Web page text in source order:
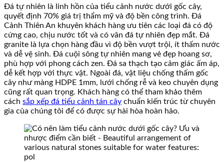
Đá tự nhiên là linh hồn của tiểu cảnh nước dưới gốc cây,
quyết định 70% giá trị thẩm mỹ và độ bền công trình. Đá
Cảnh Thiên An khuyên khách hàng ưu tiên các loại đá có độ
cứng cao, chịu nước tốt và có vân đá tự nhiên đẹp mắt. Đá
granite là lựa chọn hàng đầu vì độ bền vượt trội, ít thấm nước
và dễ vệ sinh. Đá cuội sông tự nhiên mang vẻ đẹp hoang sơ,
phù hợp với phong cách zen. Đá sa thạch tạo cảm giác ấm áp,
dễ kết hợp với thực vật. Ngoài đá, vật liệu chống thấm gốc
cây như màng HDPE 1mm, lưới chống rễ và keo chuyên dụng
cũng rất quan trọng. Khách hàng có thể tham khảo thêm
cách sắp xếp đá tiểu cảnh tán cây chuẩn kiến trúc từ chuyên
gia của chúng tôi để có được sự hài hòa hoàn hảo.